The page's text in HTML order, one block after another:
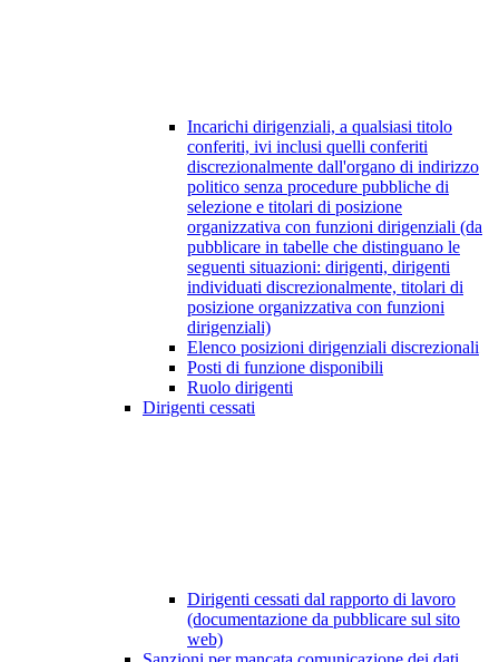
Incarichi dirigenziali, a qualsiasi titolo
conferiti, ivi inclusi quelli conferiti
discrezionalmente dall'organo di indirizzo
politico senza procedure pubbliche di
selezione e titolari di posizione
organizzativa con funzioni dirigenziali (da
pubblicare in tabelle che distinguano le
seguenti situazioni: dirigenti, dirigenti
individuati discrezionalmente, titolari di
posizione organizzativa con funzioni
dirigenziali)
Elenco posizioni dirigenziali discrezionali
Posti di funzione disponibili
Ruolo dirigenti
Dirigenti cessati
Dirigenti cessati dal rapporto di lavoro
(documentazione da pubblicare sul sito
web)